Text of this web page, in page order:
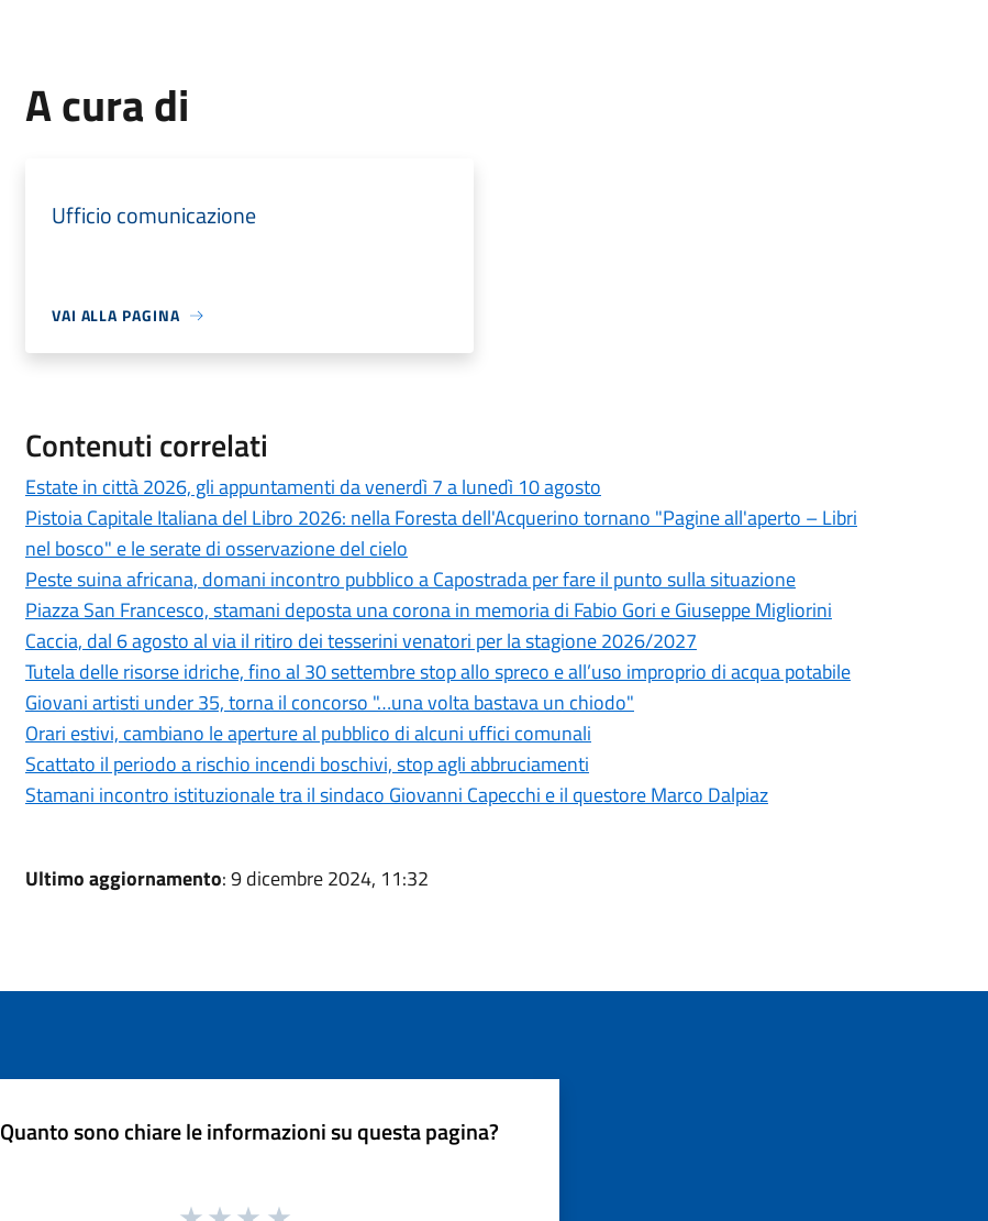
A cura di
Ufficio comunicazione
VAI ALLA PAGINA
Contenuti correlati
Estate in città 2026, gli appuntamenti da venerdì 7 a lunedì 10 agosto
Pistoia Capitale Italiana del Libro 2026: nella Foresta dell'Acquerino tornano "Pagine all'aperto – Libri
nel bosco" e le serate di osservazione del cielo
Peste suina africana, domani incontro pubblico a Capostrada per fare il punto sulla situazione
Piazza San Francesco, stamani deposta una corona in memoria di Fabio Gori e Giuseppe Migliorini
Caccia, dal 6 agosto al via il ritiro dei tesserini venatori per la stagione 2026/2027
Tutela delle risorse idriche, fino al 30 settembre stop allo spreco e all’uso improprio di acqua potabile
Giovani artisti under 35, torna il concorso "…una volta bastava un chiodo"
Orari estivi, cambiano le aperture al pubblico di alcuni uffici comunali
Scattato il periodo a rischio incendi boschivi, stop agli abbruciamenti
Stamani incontro istituzionale tra il sindaco Giovanni Capecchi e il questore Marco Dalpiaz
Ultimo aggiornamento: 9 dicembre 2024, 11:32
Quanto sono chiare le informazioni su questa pagina?